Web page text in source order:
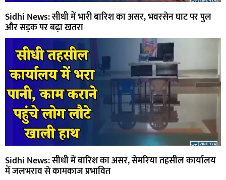
Sidhi News: सीधी में भारी बारिश का असर, भवरसेन घाट पर पुल
और सड़क पर बढ़ा खतरा
Sidhi News: सीधी में बारिश का असर, सेमरिया तहसील कार्यालय
में जलभराव से कामकाज प्रभावित